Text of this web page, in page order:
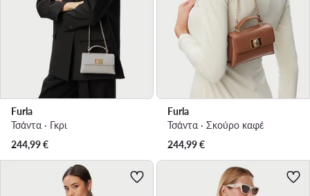
Furla
Τσάντα · Γκρι
244,99€
Furla
Τσάντα · Σκούρο καφέ
244,99€